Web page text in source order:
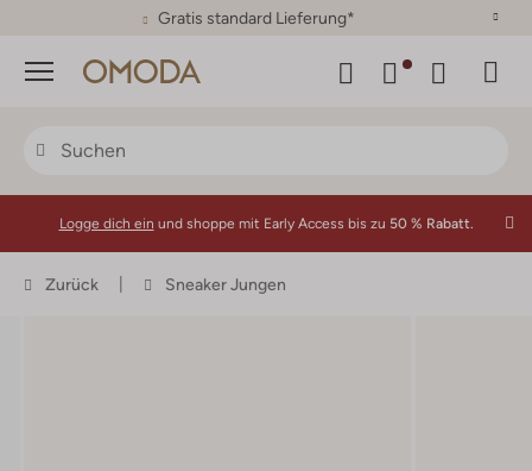
30 Tage Rückgaberecht
Menü
Logge dich ein und shoppe mit Early Access bis zu 50 % Rabatt.
Zurück Sneaker Jungen